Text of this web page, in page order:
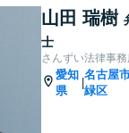
山田 瑞樹
士
さんずい法律事
愛知
県
名古屋
緑区